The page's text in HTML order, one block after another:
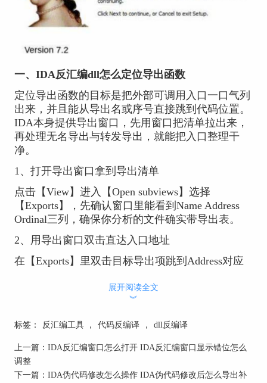
一、IDA反汇编dll怎么定位导出函数
定位导出函数的目标是把外部可调用入口一口气列
出来，并且能从导出名或序号直接跳到代码位置。
IDA本身提供导出窗口，先用窗口把清单拉出来，
再处理无名导出与转发导出，就能把入口整理干
净。
1、打开导出窗口拿到导出清单
点击【View】进入【Open subviews】选择
【Exports】，先确认窗口里能看到Name Address
Ordinal三列，确保你分析的文件确实带导出表。
2、用导出窗口双击直达入口地址
在【Exports】里双击目标导出项跳到Address对应
续看函数边界，若落在数据段先不要急着下结论。
跳转后如果该地址没有函数边界或显示为数据，先
在该地址处创建函数并让自动分析补充交叉引用，
再回到【Exports】继续逐项核对，避免你以为导出
不存在其实只是未被识别成函数。
展开阅读全文
︾
标签： 反汇编工具 ， 代码反编译 ， dll反编译
上一篇： IDA反汇编窗口怎么打开 IDA反汇编窗口显示错位怎么
调整
下一篇： IDA伪代码修改怎么操作 IDA伪代码修改后怎么导出补